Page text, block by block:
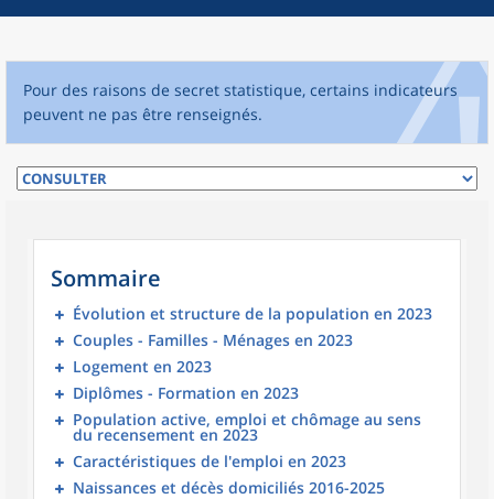
Pour des raisons de secret statistique, certains indicateurs
peuvent ne pas être renseignés.
Sommaire
Évolution et structure de la population en 2023
Couples - Familles - Ménages en 2023
Logement en 2023
Diplômes - Formation en 2023
Population active, emploi et chômage au sens
du recensement en 2023
Caractéristiques de l'emploi en 2023
Naissances et décès domiciliés 2016-2025